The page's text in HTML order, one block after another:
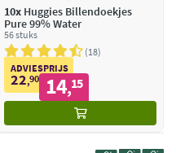
10x Huggies Billendoekjes
Pure 99% Water
56 stuks
18
ADVIESPRIJS
22,90 14,15